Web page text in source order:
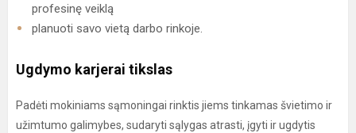
profesinę veiklą
planuoti savo vietą darbo rinkoje.
Ugdymo karjerai tikslas
Padėti mokiniams sąmoningai rinktis jiems tinkamas švietimo ir
užimtumo galimybes, sudaryti sąlygas atrasti, įgyti ir ugdytis